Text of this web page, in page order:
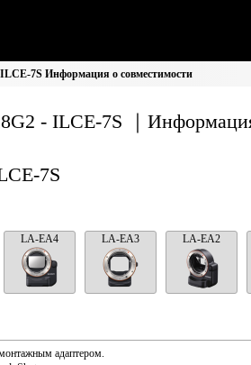
7S Информация о совместимости
- ILCE-7S ｜
7S
LA-EA4 LA-EA3 LA-EA2
адаптером.